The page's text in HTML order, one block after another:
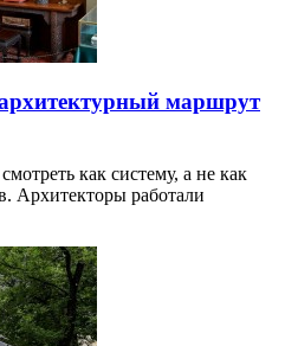
маршрут
как систему, а не как
Архитекторы работали